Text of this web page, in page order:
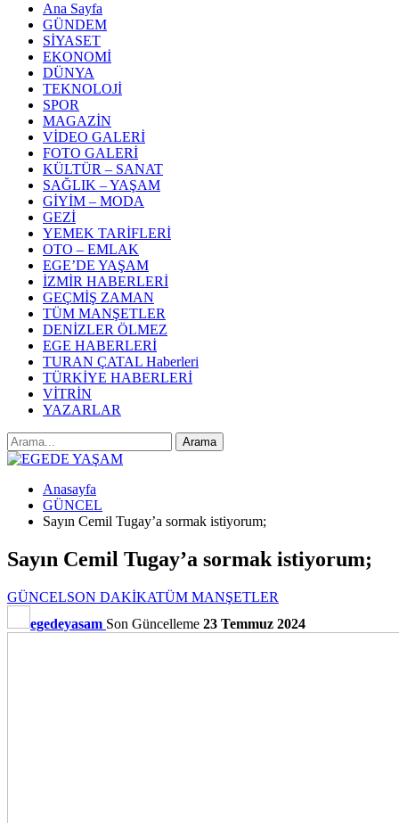
Ana Sayfa
GÜNDEM
SİYASET
EKONOMİ
DÜNYA
TEKNOLOJİ
SPOR
MAGAZİN
VİDEO GALERİ
FOTO GALERİ
KÜLTÜR – SANAT
SAĞLIK – YAŞAM
GİYİM – MODA
GEZİ
YEMEK TARİFLERİ
OTO – EMLAK
EGE’DE YAŞAM
İZMİR HABERLERİ
GEÇMİŞ ZAMAN
TÜM MANŞETLER
DENİZLER ÖLMEZ
EGE HABERLERİ
TURAN ÇATAL Haberleri
TÜRKİYE HABERLERİ
VİTRİN
YAZARLAR
Anasayfa
GÜNCEL
Sayın Cemil Tugay’a sormak istiyorum;
Sayın Cemil Tugay’a sormak istiyorum;
GÜNCELSON DAKİKATÜM MANŞETLER
egedeyasam Son Güncelleme 23 Temmuz 2024